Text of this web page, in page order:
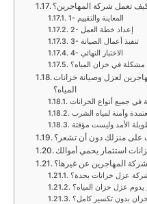
تعمل شركة المهاجرين؟
1- المعاينة والتقييم
2- إعداد خطة العمل
3- تنفيذ أعمال الصيانة
4- الاختبار النهائي
في خزان المياه؟
لعزل وصيانة خزانات
المياه؟
في جميع أنواع الخزانات
وآمنة لمياه الشرب
الأمد وليست مؤقتة
على منزلك دون أن تشعر؟
استثمار يحمي أموالك
شركة المهاجرين عن غيرها؟
عزل خزانات بجدة؟
يدوم عزل خزان المياه؟
بدون تكسير كامل؟